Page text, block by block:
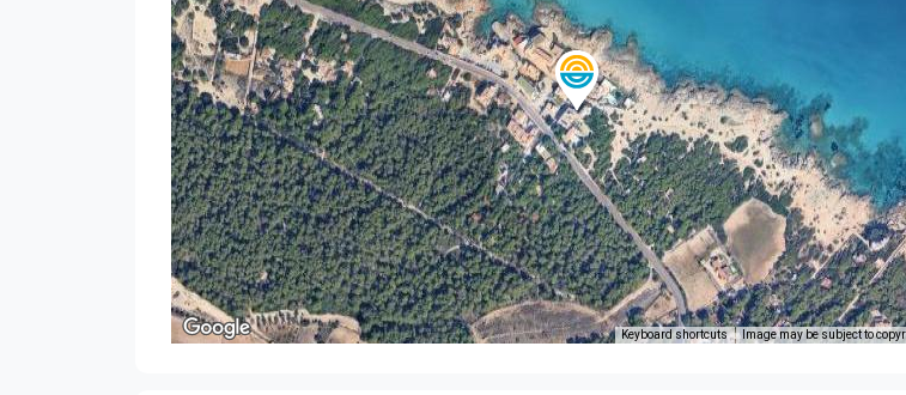
Keyboard shortcuts Image may be subject to